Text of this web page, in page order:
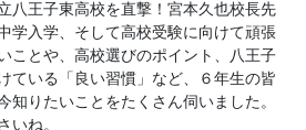
八王子東高校を直撃！宮本久也校長先
学入学、そして高校受験に向けて頑張
ことや、高校選びのポイント、八王子
ている「良い習慣」など、６年生の皆
知りたいことをたくさん伺いました。
いね。